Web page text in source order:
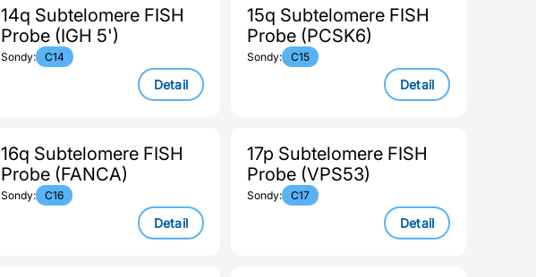
14q Subtelomere FISH
Probe (IGH 5')
Sondy: C14
Detail
15q Subtelomere FISH
Probe (PCSK6)
Sondy: C15
Detail
16q Subtelomere FISH
Probe (FANCA)
Sondy: C16
Detail
17p Subtelomere FISH
Probe (VPS53)
Sondy: C17
Detail